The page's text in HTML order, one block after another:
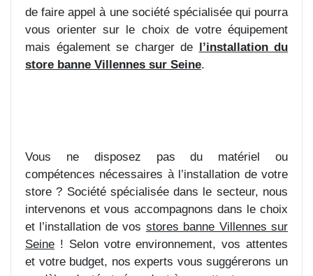
de faire appel à une société spécialisée qui pourra
vous orienter sur le choix de votre équipement
mais également se charger de l’installation du
store banne Villennes sur Seine.
Vous ne disposez pas du matériel ou
compétences nécessaires à l’installation de votre
store ? Société spécialisée dans le secteur, nous
intervenons et vous accompagnons dans le choix
et l’installation de vos stores banne Villennes sur
Seine ! Selon votre environnement, vos attentes
et votre budget, nos experts vous suggérerons un